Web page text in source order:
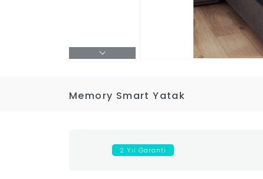
Memory Smart Yatak
2 Yıl Garanti